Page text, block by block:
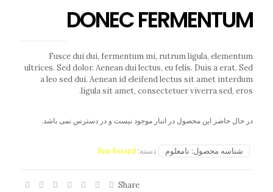
DONEC FERMENTUM
Fusce dui dui, fermentum mi, rutrum ligula, elementum
ultrices. Sed dolor. Aenean dui lectus, eu felis. Duis a erat. Sed
a leo sed dui. Aenean id eleifend lectus sit amet interdum
ligula sit amet, consectetuer viverra sed, eros.
در حال حاضر این محصول در انبار موجود نیست و در دسترس نمی باشد.
شناسه محصول: نامعلوم دسته: fun-board
Share